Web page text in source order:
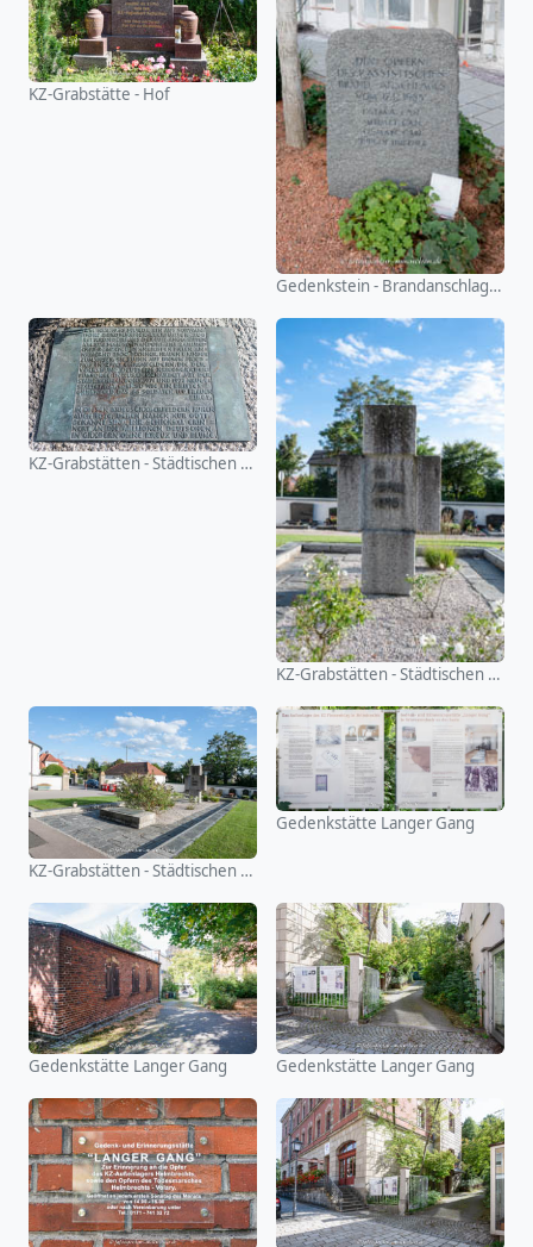
KZ-Grabstätte - Hof
Gedenkstein - Brandanschlag Schwandorf
KZ-Grabstätten - Städtischen Friedhof Schwandorf
KZ-Grabstätten - Städtischen Friedhof Schwandorf
KZ-Grabstätten - Städtischen Friedhof Schwandorf
Gedenkstätte Langer Gang
Gedenkstätte Langer Gang Gedenkstätte Langer Gang